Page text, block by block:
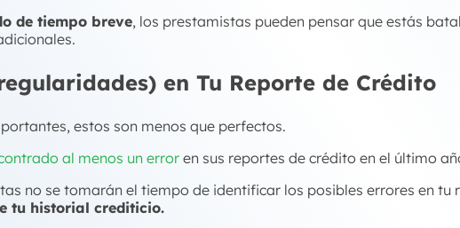
de tiempo breve, los prestamistas pueden pensar que estás
en Tu Reporte de Crédito
estos son menos que perfectos.
al menos un error en sus reportes de crédito en el último
no se tomarán el tiempo de identificar los posibles errores en tu
tu historial crediticio.